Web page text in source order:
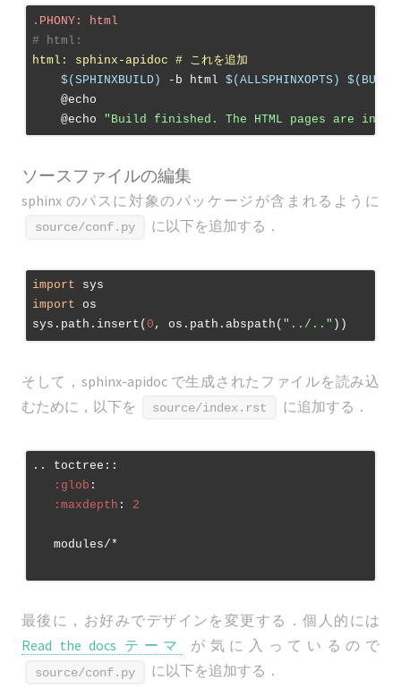
.PHONY: html
# html:
html: sphinx-apidoc # これを追加
$(SPHINXBUILD)
-b html $(ALLSPHINXOPTS)
    @echo
    @echo
"Build finished. The HTML pages are in
ソースファイルの編集
sphinx のパスに対象のパッケージが含まれるように
source/conf.py に以下を追加する．
import
import os
sys.path.insert( 0 , os.path.abspath( "../.."
そして，sphinx-apidoc で生成されたファイルを読み込
むために，以下を
source/index.rst に追加する．
.. toctree::
:glob :
:maxdepth : 2
   modules/*
最後に，お好みでデザインを変更する．個人的には
Read the docs テーマ
が気に入っているので
source/conf.py に以下を追加する．